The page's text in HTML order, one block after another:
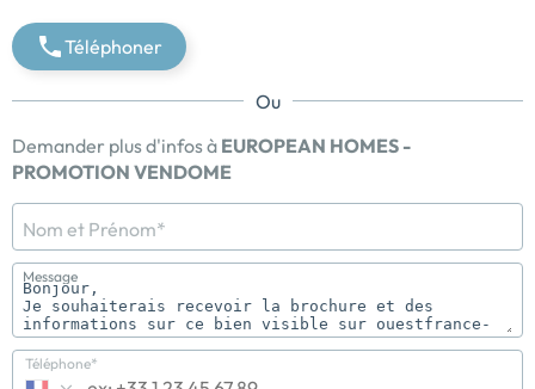
Téléphoner
Ou
Demander plus d'infos à EUROPEAN HOMES -
PROMOTION VENDOME
Nom et Prénom*
Message
Téléphone*